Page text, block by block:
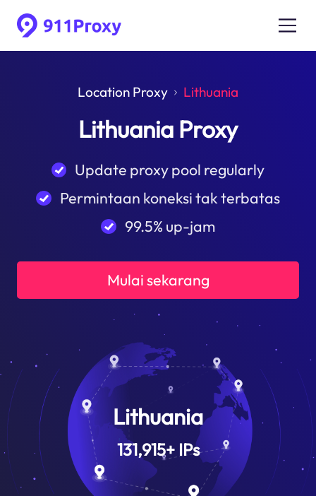
Location Proxy Lithuania
Lithuania Proxy
Update proxy pool regularly
Permintaan koneksi tak terbatas
99.5% up-jam
Mulai sekarang
Lithuania
131,915+IPs